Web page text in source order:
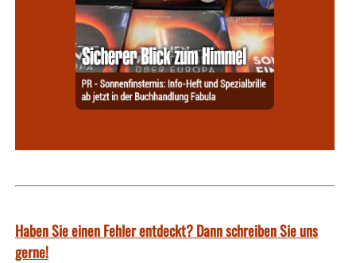
Haben Sie einen Fehler entdeckt? Dann schreiben Sie uns
gerne!